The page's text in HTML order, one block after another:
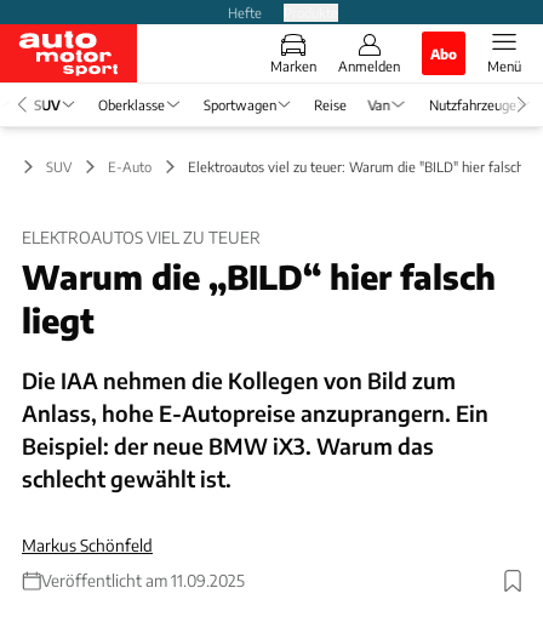
Hefte
Marken Anmelden
Abo
Menü
SUV Oberklasse Sportwagen Reise Van Nutzfahrzeuge
SUV E-Auto Elektroautos viel zu teuer: Warum die "BILD" hier falsch
ELEKTROAUTOS VIEL ZU TEUER
Warum die „BILD“ hier falsch
liegt
Die IAA nehmen die Kollegen von Bild zum
Anlass, hohe E-Autopreise anzuprangern. Ein
Beispiel: der neue BMW iX3. Warum das
schlecht gewählt ist.
Markus Schönfeld
Veröffentlicht am 11.09.2025
Foto: Fabian Kirchbauer